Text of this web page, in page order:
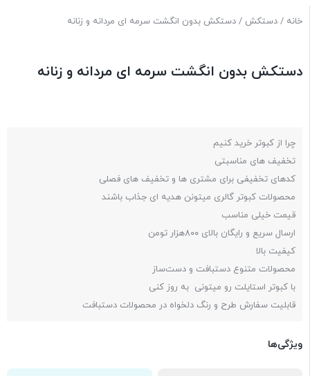
خانه / دستکش / دستکش بدون انگشت سرمه ای مردانه و زنانه
دستکش بدون انگشت سرمه ای مردانه و زنانه
چرا از کبوتر خرید کنیم
تخفیف های مناسبتی
کدهای تخفیفی برای مشتری ها و تخفیف های فصلی
محصولات کبوتر گالری میتونن هدیه ای جذاب باشند
قیمت خیلی مناسب
ارسال سریع و رایگان بالای ۸۰۰هزار تومن
کیفیت بالا
محصولات متنوع دستبافت و دست‌ساز
با کبوتر استایلت رو میتونی به روز کنی
قابلیت سفارش طرح و رنگ دلخواه در محصولات دستبافت
ویژگی‌ها